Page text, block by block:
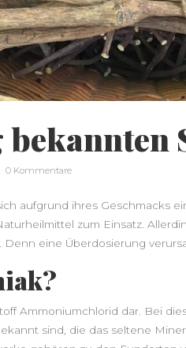
0 Kommentare
aufgrund ihres Geschmacks
zum Einsatz.
Denn eine Überdosierung
Ammoniumchlorid dar. Bei
sind, die das seltene